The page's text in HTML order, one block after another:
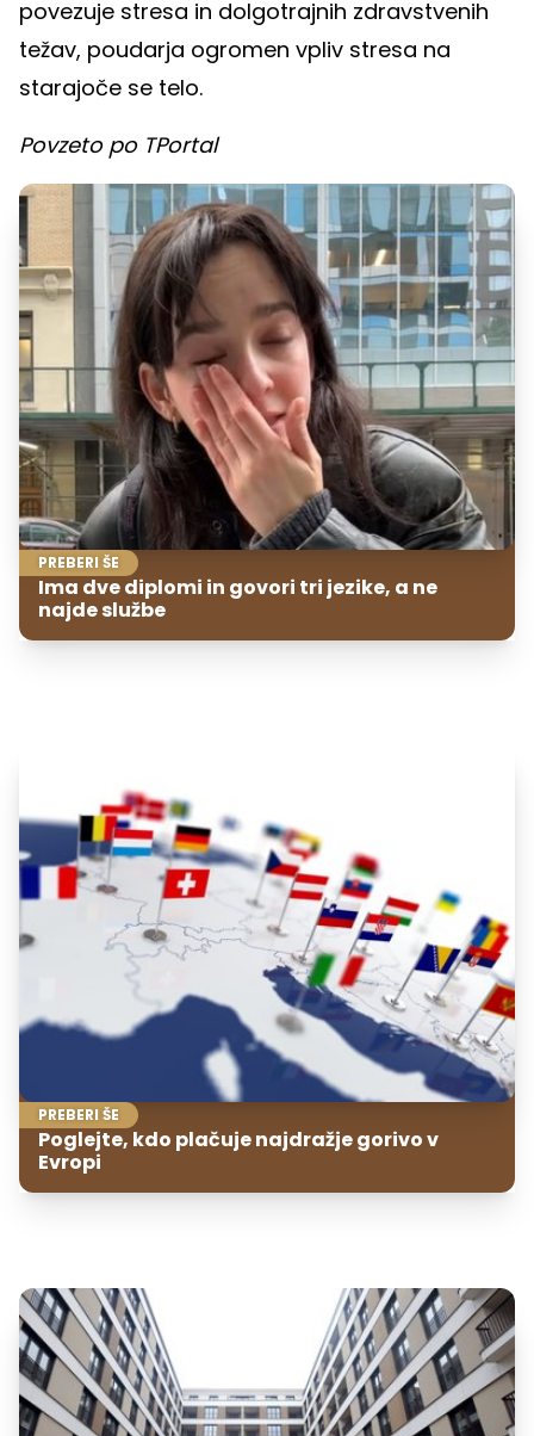
povezuje stresa in dolgotrajnih zdravstvenih
težav, poudarja ogromen vpliv stresa na
starajoče se telo.
Povzeto po TPortal
PREBERI ŠE
Ima dve diplomi in govori tri jezike, a ne
najde službe
PREBERI ŠE
Poglejte, kdo plačuje najdražje gorivo v
Evropi